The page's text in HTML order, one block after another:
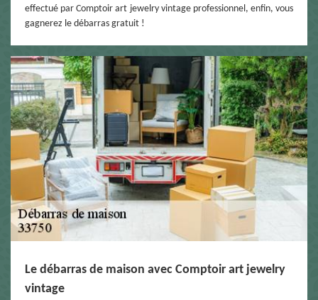
effectué par Comptoir art jewelry vintage professionnel, enfin, vous
gagnerez le débarras gratuit !
Le débarras de maison avec Comptoir art jewelry
vintage